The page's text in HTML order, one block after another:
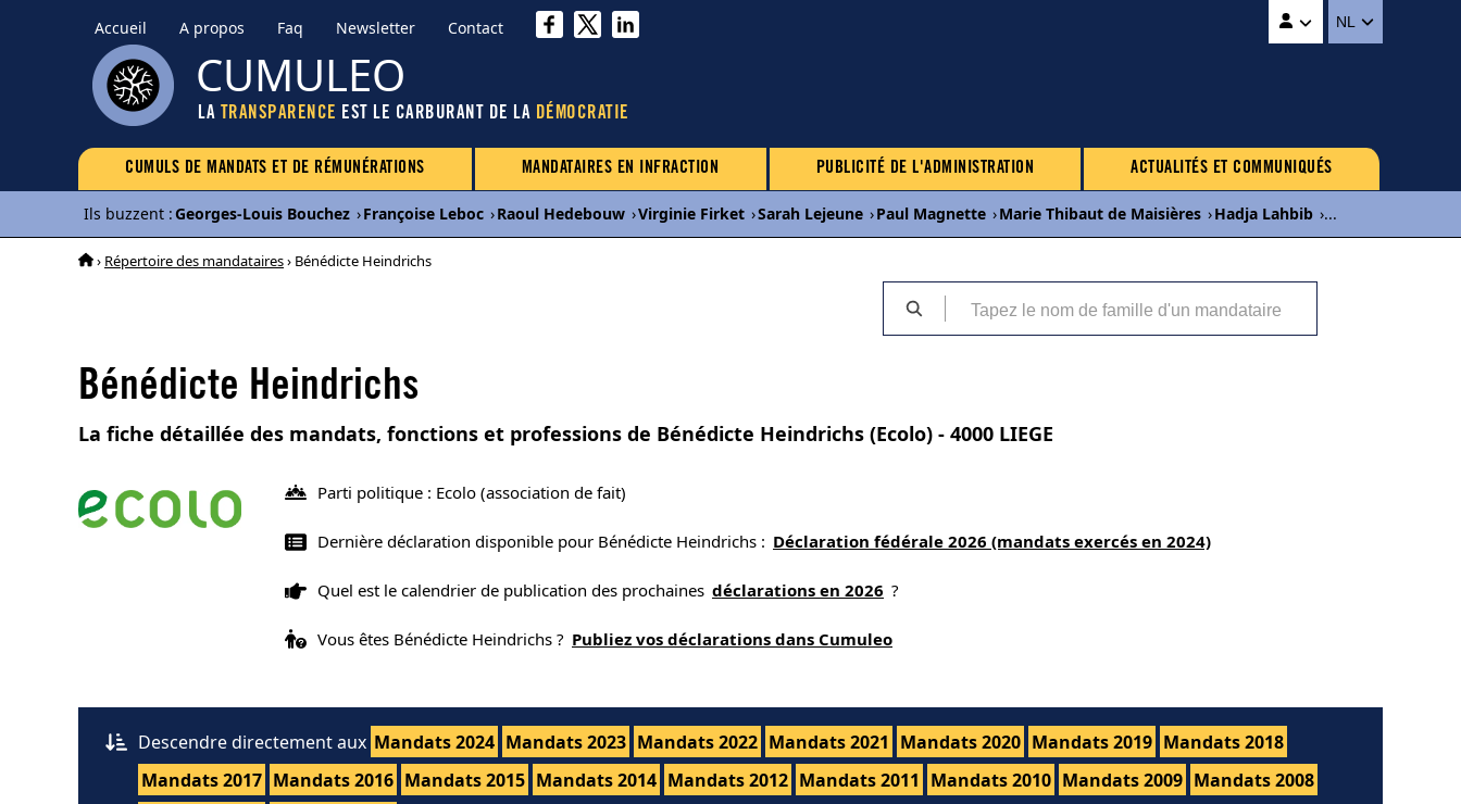
Accueil A propos Faq Newsletter Contact NL
CUMULEO
LA TRANSPARENCE EST LE CARBURANT DE LA DÉMOCRATIE
CUMULS DE MANDATS ET DE RÉMUNÉRATIONS MANDATAIRES EN INFRACTION PUBLICITÉ DE L'ADMINISTRATION ACTUALITÉS ET COMMUNIQUÉS
Ils buzzent :Georges-Louis Bouchez ›Françoise Leboc ›Raoul Hedebouw ›Virginie Firket ›Sarah Lejeune ›Paul Magnette ›Marie Thibaut de Maisières ›Hadja Lahbib ›...
› Répertoire des mandataires› Bénédicte Heindrichs
Bénédicte Heindrichs
La fiche détaillée des mandats, fonctions et professions de Bénédicte Heindrichs (Ecolo) - 4000 LIEGE
Parti politique : Ecolo (association de fait)
Dernière déclaration disponible pour Bénédicte Heindrichs : Déclaration fédérale 2026 (mandats exercés en 2024)
Quel est le calendrier de publication des prochaines déclarations en 2026 ?
Vous êtes Bénédicte Heindrichs ? Publiez vos déclarations dans Cumuleo
Descendre directement aux Mandats 2024 Mandats 2023 Mandats 2022 Mandats 2021 Mandats 2020 Mandats 2019 Mandats 2018
Mandats 2017 Mandats 2016 Mandats 2015 Mandats 2014 Mandats 2012 Mandats 2011 Mandats 2010 Mandats 2009 Mandats 2008